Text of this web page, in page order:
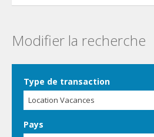
Modifier la recherche
Type de transaction
Location Vacances
Pays